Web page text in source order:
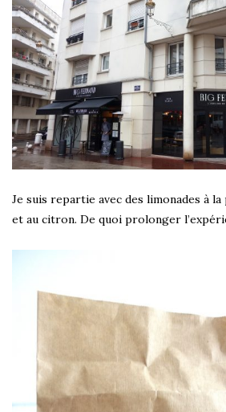
Je suis repartie avec des limonades à
et au citron. De quoi prolonger